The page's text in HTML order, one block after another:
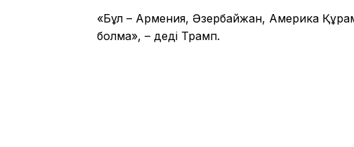
«Бұл – Армения, Әзербайжан, Америка
болмақ», – деді Трамп.